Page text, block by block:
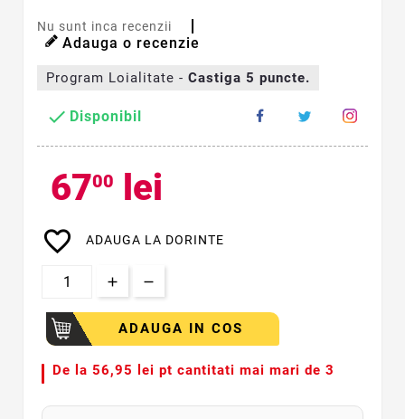
Nu sunt inca recenzii
Adauga o recenzie
Program Loialitate - Castiga 5 puncte.
 Disponibil
6700 lei
favorite_border ADAUGA LA DORINTE
ADAUGA IN COS
De la 56,95 lei pt cantitati mai mari de 3